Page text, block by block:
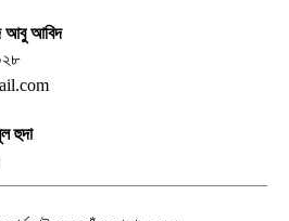
আবু আবিদ
হুদা